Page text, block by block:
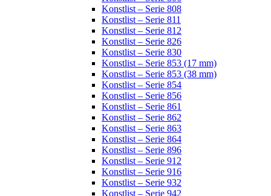
Konstlist – Serie 808
Konstlist – Serie 811
Konstlist – Serie 812
Konstlist – Serie 826
Konstlist – Serie 830
Konstlist – Serie 853 (17 mm)
Konstlist – Serie 853 (38 mm)
Konstlist – Serie 854
Konstlist – Serie 856
Konstlist – Serie 861
Konstlist – Serie 862
Konstlist – Serie 863
Konstlist – Serie 864
Konstlist – Serie 896
Konstlist – Serie 912
Konstlist – Serie 916
Konstlist – Serie 932
Konstlist – Serie 942